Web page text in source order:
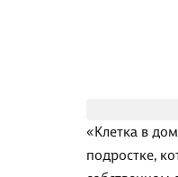
«Клетка в
подростке,